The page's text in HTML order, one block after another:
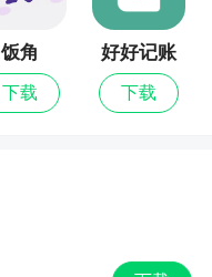
饭角
下载
好好记账
下载